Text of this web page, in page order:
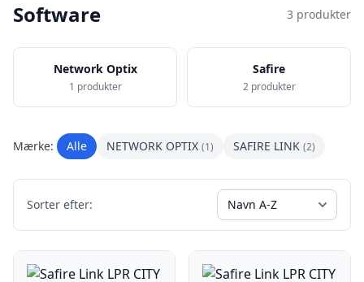
Software 3 produkter
Network Optix
1 produkter
Safire
2 produkter
Mærke: Alle NETWORK OPTIX (1) SAFIRE LINK (2)
Sorter efter: